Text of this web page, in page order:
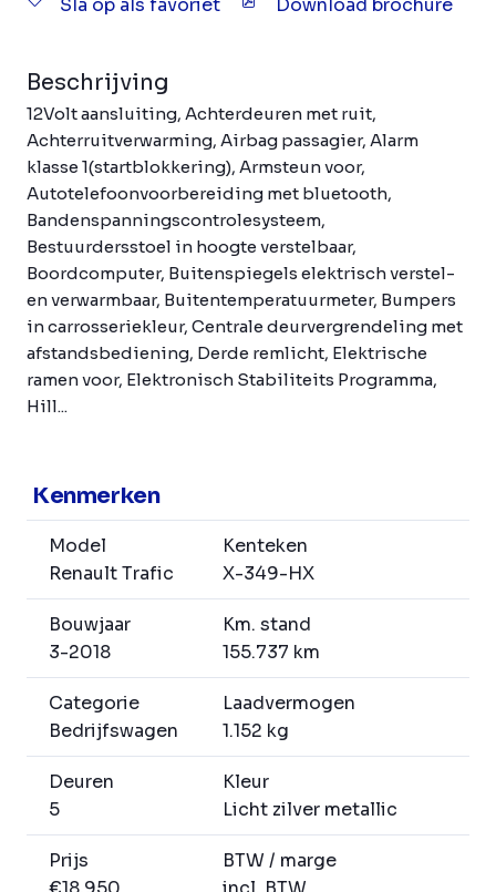
Sla op als favoriet Download brochure
Beschrijving
12Volt aansluiting, Achterdeuren met ruit,
Achterruitverwarming, Airbag passagier, Alarm
klasse 1(startblokkering), Armsteun voor,
Autotelefoonvoorbereiding met bluetooth,
Bandenspanningscontrolesysteem,
Bestuurdersstoel in hoogte verstelbaar,
Boordcomputer, Buitenspiegels elektrisch verstel-
en verwarmbaar, Buitentemperatuurmeter, Bumpers
in carrosseriekleur, Centrale deurvergrendeling met
afstandsbediening, Derde remlicht, Elektrische
ramen voor, Elektronisch Stabiliteits Programma,
Hill...
Kenmerken
Model
Renault Trafic
Kenteken
X-349-HX
Bouwjaar
3-2018
Km. stand
155.737 km
Categorie
Bedrijfswagen
Laadvermogen
1.152 kg
Deuren
5
Kleur
Licht zilver metallic
Prijs
BTW / marge